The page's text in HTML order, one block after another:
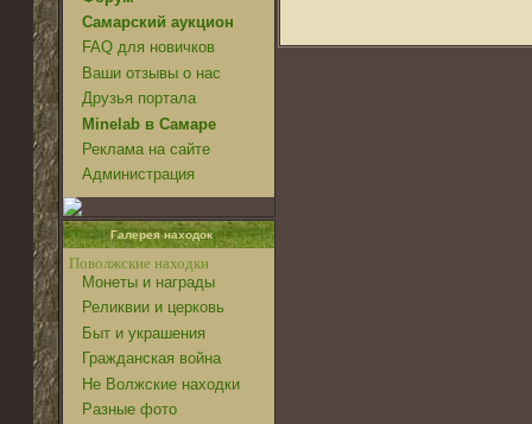
Самарский аукцион
FAQ для новичков
Ваши отзывы о нас
Друзья портала
Minelab в Самаре
Реклама на сайте
Администрация
Галерея находок
Поволжские находки
Монеты и награды
Реликвии и церковь
Быт и украшения
Гражданская война
Не Волжские находки
Разные фото